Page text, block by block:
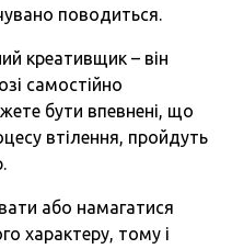
поводиться.
креативщик – він
самостійно
бути впевнені, що
втілення, пройдуть
або намагатися
характеру, тому і